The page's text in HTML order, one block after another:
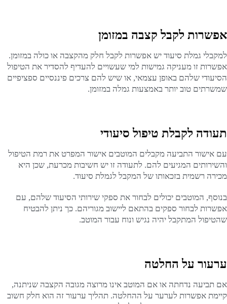
אפשרות לקבל קצבה במזומן
למקבלי גמלת סיעוד יש אפשרות לקבל חלק מהקצבה או כולה במזומן.
אפשרות זו מעניקה גמישות למי שעשויים להעדיף להסדיר את הטיפול
הסיעודי שלהם באופן עצמאי, או שיש להם צרכים פיננסיים ספציפיים
שמשרתים טוב יותר באמצעות גמלה במזומן.
תעודה לקבלת טיפול סיעודי
עם אישור התביעה מקבלים המוטבים אישור המפרט את רמת הטיפול
והשירותים המגיעים להם. לתעודה זו יש חשיבות מכרעת, שכן היא
מכירה רשמית בזכאותו של המקבל לגמלת סיעוד.
בנוסף, המוטבים יכולים לבחור את ספקי שירותי הסיעוד שלהם, עם
אפשרות לבחור ספקים בהתאם ליישוב מגוריהם. כך ניתן להבטיח
שהטיפול המתקבל יהיה נגיש ונוח עבור המוטב.
ערעור על החלטה
אם תביעה נדחתה או אם המוטב אינו מרוצה מגובה הקצבה שניתנה,
קיימת אפשרות לערער על ההחלטה. תהליך ערעור זה הוא חלק חשוב